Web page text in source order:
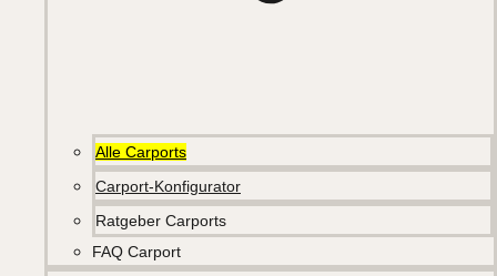
Alle Carports
Carport-Konfigurator
Ratgeber Carports
FAQ Carport